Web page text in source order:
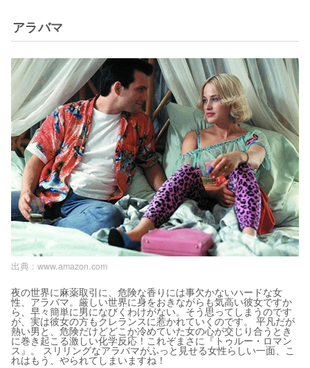
アラバマ
出典 : www.amazon.com
夜の世界に麻薬取引に、危険な香りには事欠かないハードな女
性、アラバマ。厳しい世界に身をおきながらも気高い彼女ですか
ら、早々簡単に男になびくわけがない。そう思ってしまうのです
が、実は彼女の方もクレランスに惹かれていくのです。 平凡だが
熱い男と、危険だけどどこか冷めていた女の心が交じり合うとき
に巻き起こる激しい化学反応！これぞまさに『トゥルー・ロマン
ス』。 スリリングなアラバマがふっと見せる女性らしい一面、こ
れはもう、やられてしまいますね！